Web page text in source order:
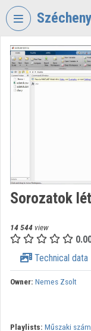
Skip header
VIDEO
SZÉCHENYI
Organization
Organizations
Sorozatok
14 544 view
Technical data
Owner: Nemes Zsolt
Playlists: Műszaki